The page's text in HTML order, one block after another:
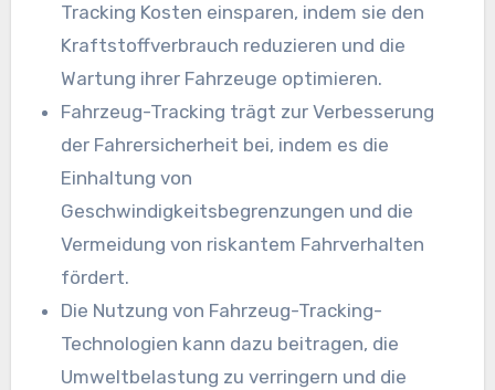
Tracking Kosten einsparen, indem sie den
Kraftstoffverbrauch reduzieren und die
Wartung ihrer Fahrzeuge optimieren.
Fahrzeug-Tracking trägt zur Verbesserung
der Fahrersicherheit bei, indem es die
Einhaltung von
Geschwindigkeitsbegrenzungen und die
Vermeidung von riskantem Fahrverhalten
fördert.
Die Nutzung von Fahrzeug-Tracking-
Technologien kann dazu beitragen, die
Umweltbelastung zu verringern und die